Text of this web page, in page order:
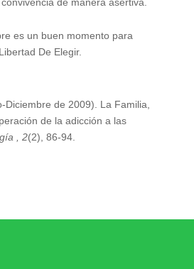
es un buen momento para
De Elegir.
Diciembre de 2009). La Familia,
de la adicción a las
, 2(2), 86-94.